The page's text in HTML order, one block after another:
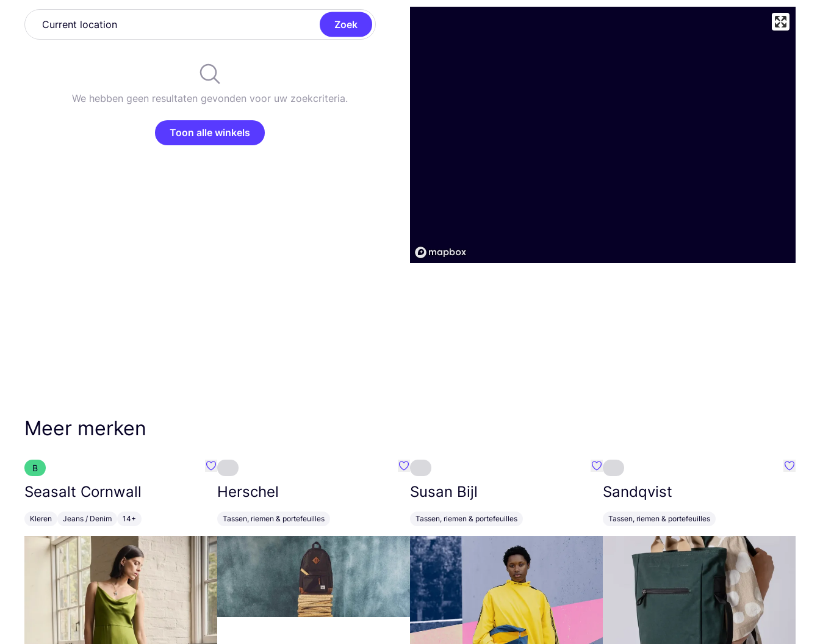
Zoek
We hebben geen resultaten gevonden voor uw zoekcriteria.
Toon alle winkels
Meer merken
B
Seasalt Cornwall
Kleren Jeans / Denim 14+
Favoriete {naam}
Herschel
Tassen, riemen & portefeuilles
Favoriete {naam}
Susan Bijl
Tassen, riemen & portefeuilles
Favoriete {naam}
Sandqvist
Tassen, riemen & portefeuilles